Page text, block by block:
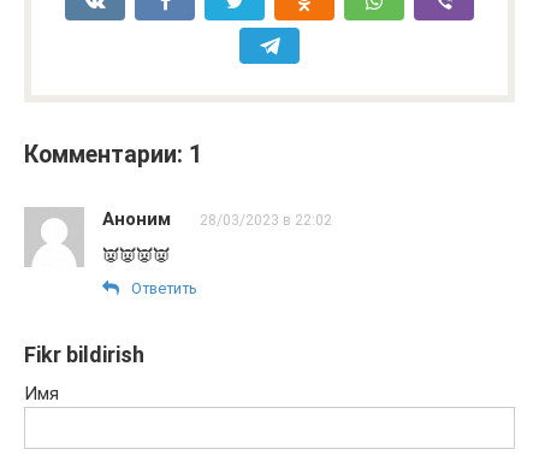
Комментарии: 1
Аноним 28/03/2023 в 22:02
👿👿👿👿
Ответить
Fikr bildirish
Имя